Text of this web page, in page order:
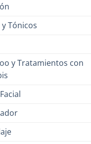
Tónicos
y Tratamientos con